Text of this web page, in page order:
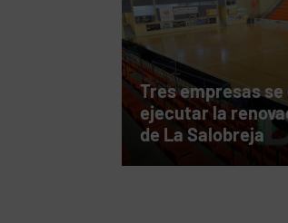
Tres empresas
ejecutar la
de La Salobreja